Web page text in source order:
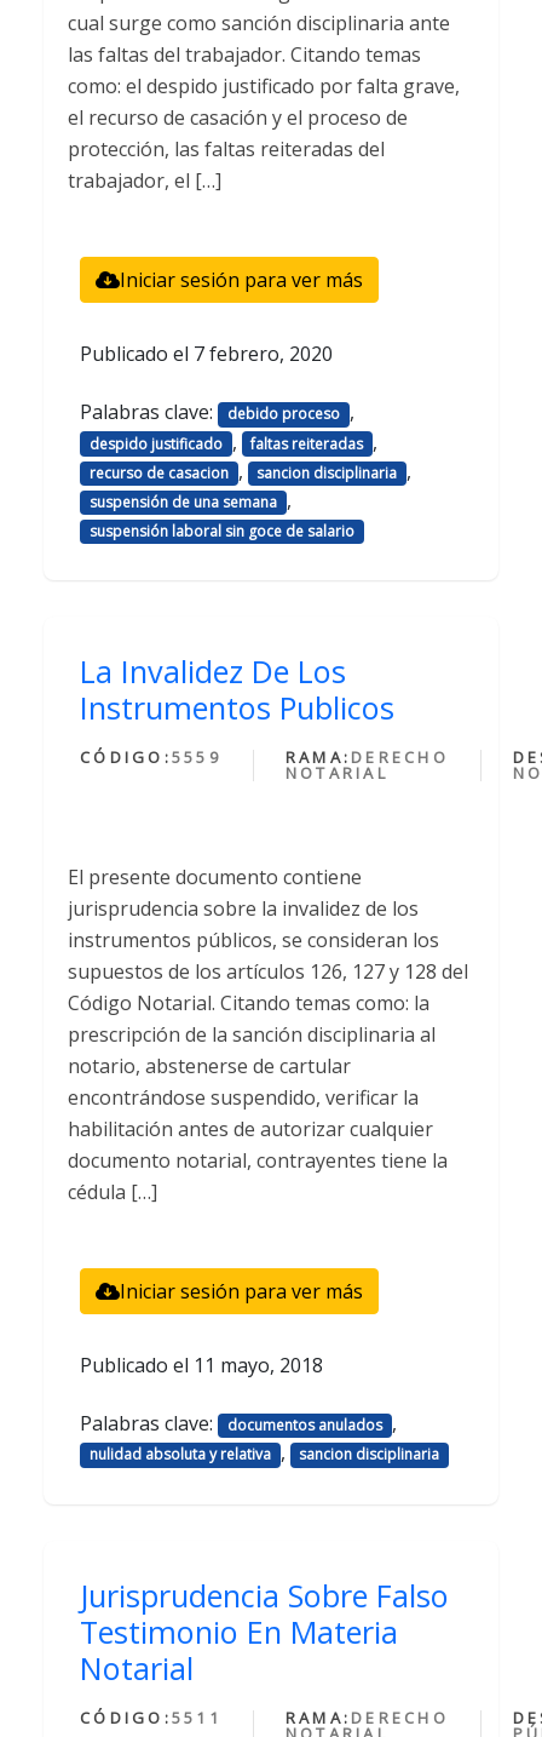
cual surge como sanción disciplinaria ante
las faltas del trabajador. Citando temas
como: el despido justificado por falta grave,
el recurso de casación y el proceso de
protección, las faltas reiteradas del
trabajador, el […]
Iniciar sesión para ver más
Publicado el 7 febrero, 2020
Palabras clave: debido proceso ,
despido justificado , faltas reiteradas ,
recurso de casacion , sancion disciplinaria ,
suspensión de una semana ,
suspensión laboral sin goce de salario
La Invalidez De Los
Instrumentos Publicos
CÓDIGO:5559 RAMA: DERECHO
NOTARIAL
El presente documento contiene
jurisprudencia sobre la invalidez de los
instrumentos públicos, se consideran los
supuestos de los artículos 126, 127 y 128 del
Código Notarial. Citando temas como: la
prescripción de la sanción disciplinaria al
notario, abstenerse de cartular
encontrándose suspendido, verificar la
habilitación antes de autorizar cualquier
documento notarial, contrayentes tiene la
cédula […]
Iniciar sesión para ver más
Publicado el 11 mayo, 2018
Palabras clave: documentos anulados ,
nulidad absoluta y relativa , sancion disciplinaria
Jurisprudencia Sobre Falso
Testimonio En Materia
Notarial
CÓDIGO:5511 RAMA: DERECHO